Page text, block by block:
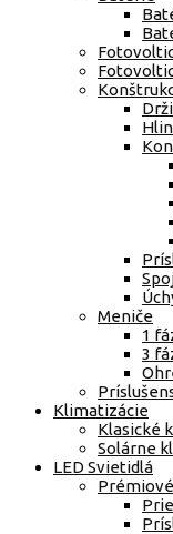
Meniče
1
3
Klimatizácie
Klasické
Solárne
LED Svietidlá